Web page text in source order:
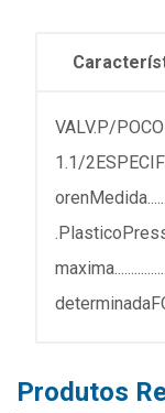
VALV.P/
1.1/
Produtos